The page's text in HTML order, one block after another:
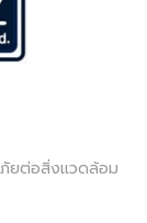
ยต่อสิ่งแวดล้อม